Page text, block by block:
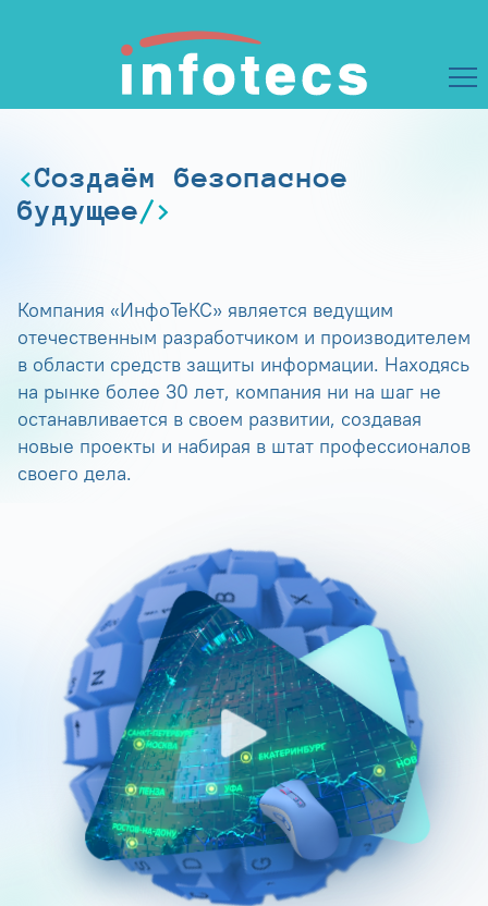
Создаём безопасное
будущее
Компания «ИнфоТеКС» является ведущим
отечественным разработчиком и производителем
в области средств защиты информации. Находясь
на рынке более 30 лет, компания ни на шаг не
останавливается в своем развитии, создавая
новые проекты и набирая в штат профессионалов
своего дела.